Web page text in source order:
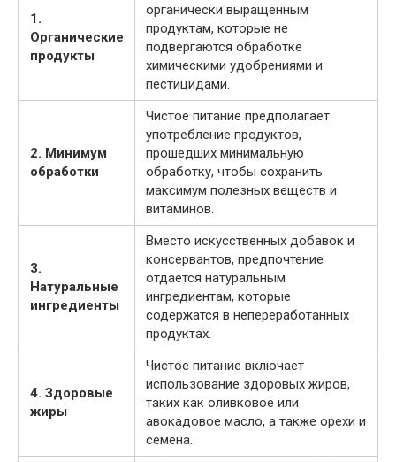
1.
Органические
продукты
органически выращенным
продуктам, которые не
подвергаются обработке
химическими удобрениями и
пестицидами.
2. Минимум
обработки
Чистое питание предполагает
употребление продуктов,
прошедших минимальную
обработку, чтобы сохранить
максимум полезных веществ и
витаминов.
3.
Натуральные
ингредиенты
Вместо искусственных добавок и
консервантов, предпочтение
отдается натуральным
ингредиентам, которые
содержатся в непереработанных
продуктах.
4. Здоровые
жиры
Чистое питание включает
использование здоровых жиров,
таких как оливковое или
авокадовое масло, а также орехи и
семена.